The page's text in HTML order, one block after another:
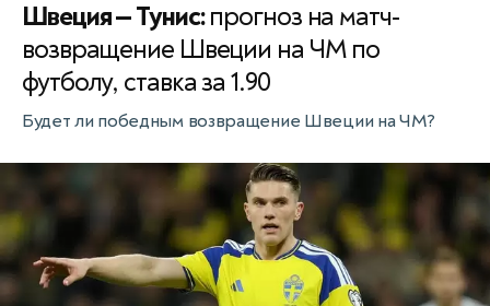
Швеция — Тунис:прогноз на матч-
возвращение Швеции на ЧМ по
футболу, ставка за 1.90
Будет ли победным возвращение Швеции на ЧМ?